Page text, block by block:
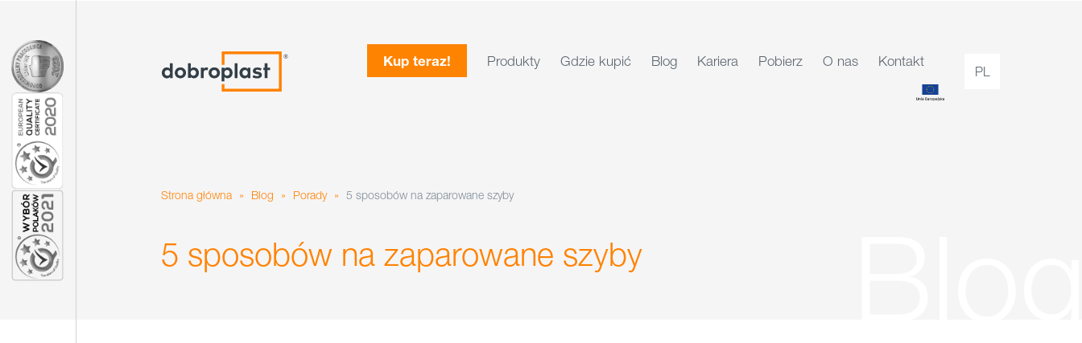
Kup teraz! Produkty Gdzie kupić Blog Kariera Pobierz O nas Kontakt
PL
Strona główna » Blog » Porady » 5 sposobów na zaparowane szyby
5 sposobów na zaparowane szyby